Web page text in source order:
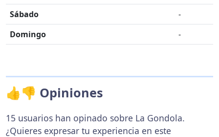
Sábado
-
Domingo
-
👍👎 Opiniones
15 usuarios han opinado sobre La Gondola.
¿Quieres expresar tu experiencia en este